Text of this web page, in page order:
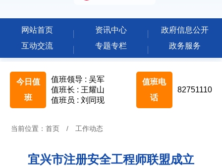
网站首页 资讯中心
政府信息公开
互动交流
专题专栏 政务服务
今日值
班
值班领导 : 吴军
值班长 : 王耀山
值班员 : 刘同现
值班电
话
82751110
当前位置： 首页 / 工作动态
宜兴市注册安全工程师联盟成立